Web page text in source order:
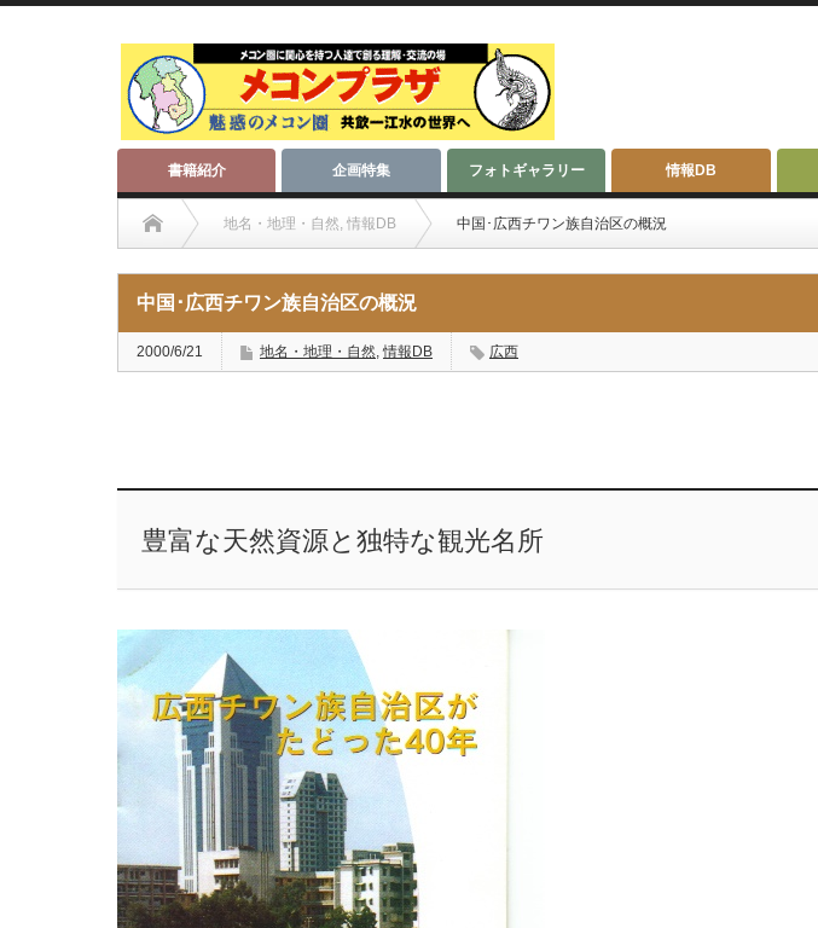
書籍紹介 企画特集 フォトギャラリー 情報DB
地名・地理・自然, 情報DB 中国･広西チワン族自治区の概況
中国･広西チワン族自治区の概況
2000/6/21 地名・地理・自然,情報DB 広西
豊富な天然資源と独特な観光名所